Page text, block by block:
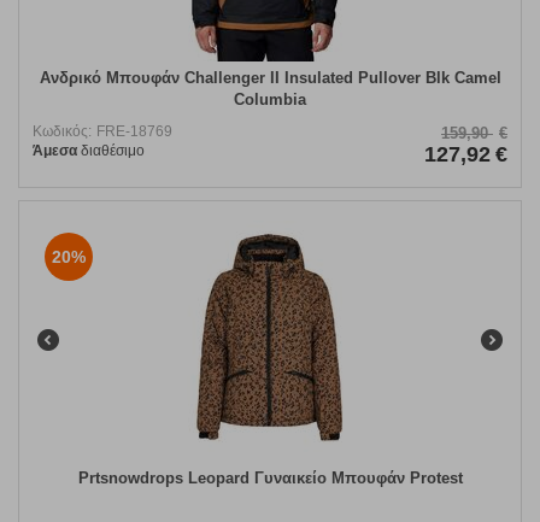
Ανδρικό Μπουφάν Challenger II Insulated Pullover Blk Camel
Columbia
Κωδικός: FRE-18769
Άμεσα διαθέσιμο
159,90 €
127,92 €
20%
Prtsnowdrops Leopard Γυναικείο Μπουφάν Protest